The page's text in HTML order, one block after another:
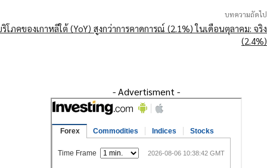
บทความถัดไป
โภคของเกาหลีใต้ (YoY) สูงกว่าการคาดการณ์ (2.1%) ในเดือนตุลาคม: จริง
(2.4%)
- Advertisment -